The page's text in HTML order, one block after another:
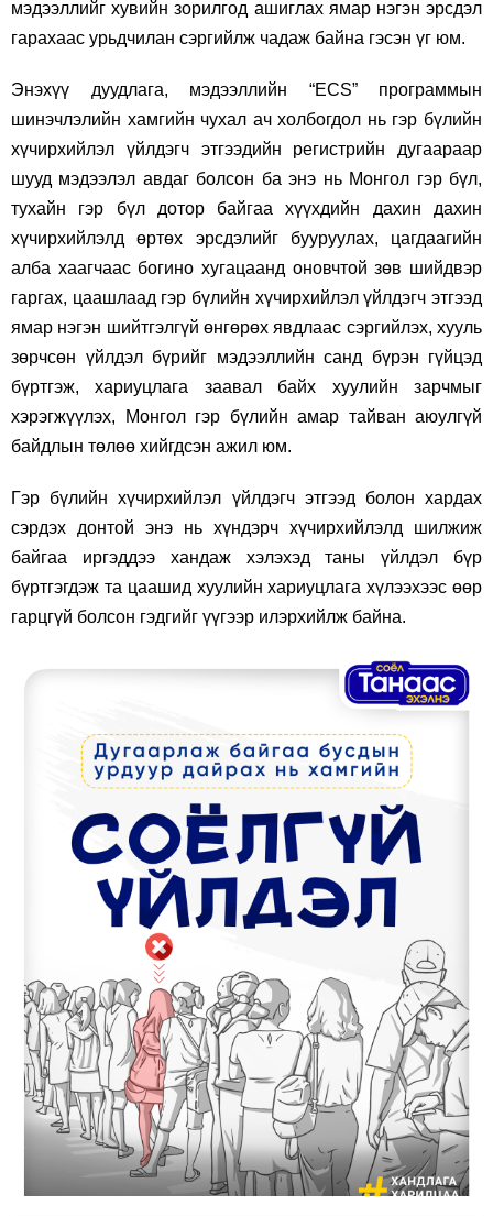
мэдээллийг хувийн зорилгод ашиглах ямар нэгэн эрсдэл
гарахаас урьдчилан сэргийлж чадаж байна гэсэн үг юм.
Энэхүү дуудлага, мэдээллийн “ECS” программын
шинэчлэлийн хамгийн чухал ач холбогдол нь гэр бүлийн
хүчирхийлэл үйлдэгч этгээдийн регистрийн дугаараар
шууд мэдээлэл авдаг болсон ба энэ нь Монгол гэр бүл,
тухайн гэр бүл дотор байгаа хүүхдийн дахин дахин
хүчирхийлэлд өртөх эрсдэлийг бууруулах, цагдаагийн
алба хаагчаас богино хугацаанд оновчтой зөв шийдвэр
гаргах, цаашлаад гэр бүлийн хүчирхийлэл үйлдэгч этгээд
ямар нэгэн шийтгэлгүй өнгөрөх явдлаас сэргийлэх, хууль
зөрчсөн үйлдэл бүрийг мэдээллийн санд бүрэн гүйцэд
бүртгэж, хариуцлага заавал байх хуулийн зарчмыг
хэрэгжүүлэх, Монгол гэр бүлийн амар тайван аюулгүй
байдлын төлөө хийгдсэн ажил юм.
Гэр бүлийн хүчирхийлэл үйлдэгч этгээд болон хардах
сэрдэх донтой энэ нь хүндэрч хүчирхийлэлд шилжиж
байгаа иргэддээ хандаж хэлэхэд таны үйлдэл бүр
бүртгэгдэж та цаашид хуулийн хариуцлага хүлээхээс өөр
гарцгүй болсон гэдгийг үүгээр илэрхийлж байна.